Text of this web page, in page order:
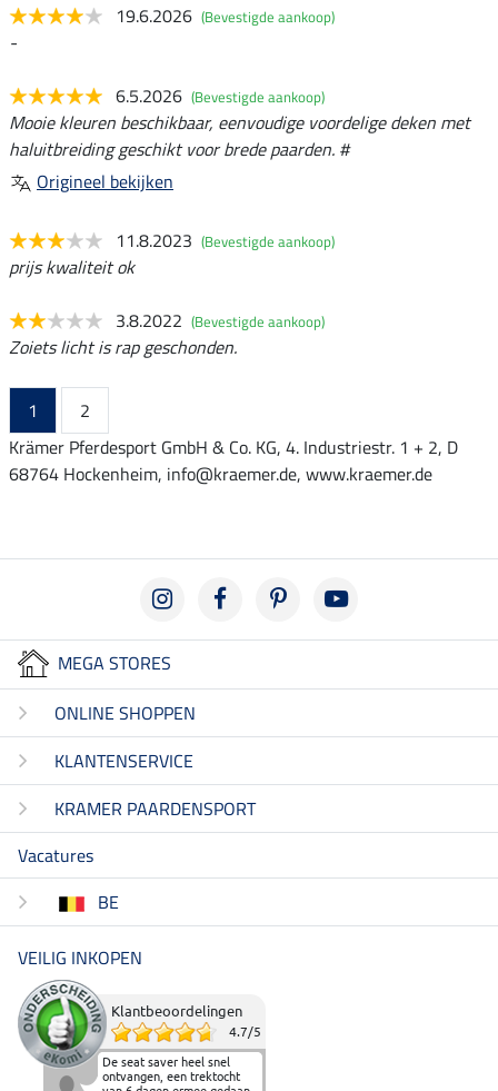
19.6.2026 (Bevestigde aankoop)
-
6.5.2026 (Bevestigde aankoop)
Mooie kleuren beschikbaar, eenvoudige voordelige deken met
haluitbreiding geschikt voor brede paarden. #
Origineel bekijken
11.8.2023 (Bevestigde aankoop)
prijs kwaliteit ok
3.8.2022 (Bevestigde aankoop)
Zoiets licht is rap geschonden.
1
2
Krämer Pferdesport GmbH & Co. KG, 4. Industriestr. 1 + 2, D
68764 Hockenheim, info@kraemer.de, www.kraemer.de
MEGA STORES
ONLINE SHOPPEN
KLANTENSERVICE
KRAMER PAARDENSPORT
Vacatures
BE
VEILIG INKOPEN
Klantbeoordelingen
4.7/5
De seat saver heel snel
ontvangen, een trektocht